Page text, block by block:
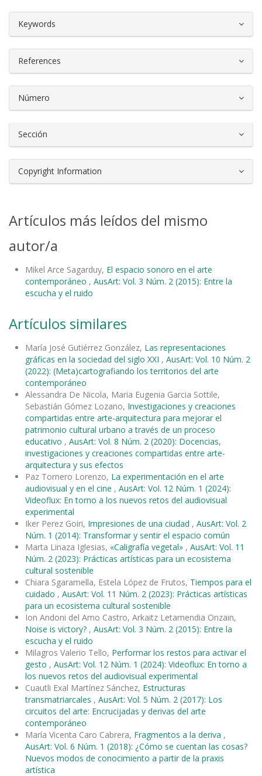
Keywords
References
Número
Sección
Copyright Information
Artículos más leídos del mismo
autor/a
Mikel Arce Sagarduy, El espacio sonoro en el arte
contemporáneo , AusArt: Vol. 3 Núm. 2 (2015): Entre la
escucha y el ruido
Artículos similares
María José Gutiérrez González, Las representaciones
gráficas en la sociedad del siglo XXI , AusArt: Vol. 10 Núm. 2
(2022): (Meta)cartografiando los territorios del arte
contemporáneo
Alessandra De Nicola, Maria Eugenia Garcia Sottile,
Sebastián Gómez Lozano, Investigaciones y creaciones
compartidas entre arte-arquitectura para mejorar el
patrimonio cultural urbano a través de un proceso
educativo , AusArt: Vol. 8 Núm. 2 (2020): Docencias,
investigaciones y creaciones compartidas entre arte-
arquitectura y sus efectos
Paz Tornero Lorenzo, La experimentación en el arte
audiovisual y en el cine , AusArt: Vol. 12 Núm. 1 (2024):
Videoflux: En torno a los nuevos retos del audiovisual
experimental
Iker Perez Goiri, Impresiones de una ciudad , AusArt: Vol. 2
Núm. 1 (2014): Transformar y sentir el espacio común
Marta Linaza Iglesias, «Caligrafía vegetal» , AusArt: Vol. 11
Núm. 2 (2023): Prácticas artísticas para un ecosistema
cultural sostenible
Chiara Sgaramella, Estela López de Frutos, Tiempos para el
cuidado , AusArt: Vol. 11 Núm. 2 (2023): Prácticas artísticas
para un ecosistema cultural sostenible
Ion Andoni del Amo Castro, Arkaitz Letamendia Onzain,
Noise is victory? , AusArt: Vol. 3 Núm. 2 (2015): Entre la
escucha y el ruido
Milagros Valerio Tello, Performar los restos para activar el
gesto , AusArt: Vol. 12 Núm. 1 (2024): Videoflux: En torno a
los nuevos retos del audiovisual experimental
Cuautli Exal Martínez Sánchez, Estructuras
transmatriarcales , AusArt: Vol. 5 Núm. 2 (2017): Los
circuitos del arte: Encrucijadas y derivas del arte
contemporáneo
María Vicenta Caro Cabrera, Fragmentos a la deriva ,
AusArt: Vol. 6 Núm. 1 (2018): ¿Cómo se cuentan las cosas?
Nuevos modos de conocimiento a partir de la praxis
artística